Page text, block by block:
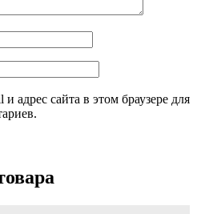
адрес сайта в этом браузере для